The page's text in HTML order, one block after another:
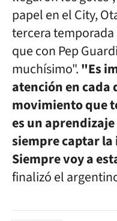
papel en el City,
tercera temporada
que con Pep
muchísimo"."Es
atención en cada
movimiento que
es un
siempre captar la
Siempre voy a
finalizó el